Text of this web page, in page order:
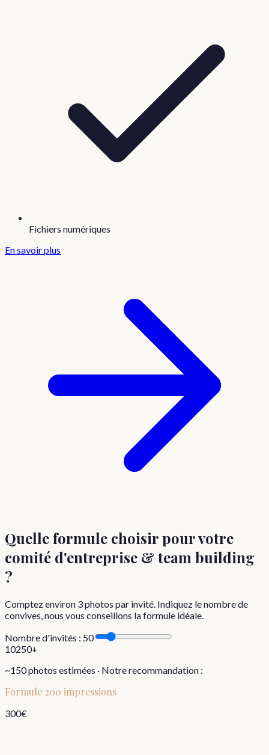
Fichiers numériques
En savoir plus
Quelle formule choisirpour votre
comité d'entreprise & team building
?
Comptez environ 3photos par invité. Indiquez le nombre de
convives, nous vous conseillons la formule idéale.
Nombre d'invités : 50
10250+
~150photos estimées · Notre recommandation :
Formule 200 impressions
300€